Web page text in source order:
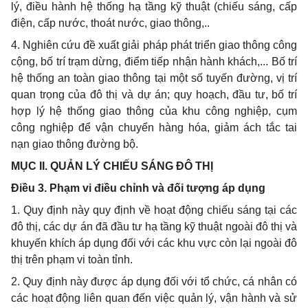
lý, điều hành hệ thống hạ tầng kỹ thuật (chiếu sáng, cấp
điện, cấp nước, thoát nước, giao thông,..
4. Nghiên cứu đề xuất giải pháp phát triển giao thông công
cộng, bố trí trạm dừng, điểm tiếp nhận hành khách,... Bố trí
hệ thống an toàn giao thông tại một số tuyến đường, vị trí
quan trọng của đô thị và dự án; quy hoạch, đầu tư, bố trí
hợp lý hệ thống giao thông của khu công nghiệp, cụm
công nghiệp để vận chuyển hàng hóa, giảm ách tắc tai
nạn giao thông đường bộ.
MỤC II. QUẢN LÝ CHIẾU SÁNG ĐÔ THỊ
Điều 3. Phạm vi điều chỉnh và đối tượng áp dụng
1. Quy định này quy định về hoạt động chiếu sáng tại các
đô thị, các dự án đã đầu tư hạ tầng kỹ thuật ngoài đô thị và
khuyến khích áp dụng đối với các khu vực còn lại ngoài đô
thị trên phạm vi toàn tỉnh.
2. Quy định này được áp dụng đối với tổ chức, cá nhân có
các hoạt động liên quan đến việc quản lý, vận hành và sử